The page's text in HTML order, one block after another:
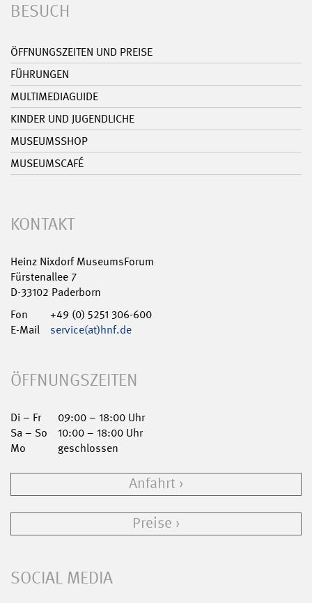
BESUCH
ÖFFNUNGSZEITEN UND PREISE
FÜHRUNGEN
MULTIMEDIAGUIDE
KINDER UND JUGENDLICHE
MUSEUMSSHOP
MUSEUMSCAFÉ
KONTAKT
Heinz Nixdorf MuseumsForum
Fürstenallee 7
D-33102 Paderborn
Fon
+49 (0) 5251 306-600
E-Mail
service(at)hnf.de
ÖFFNUNGSZEITEN
Di – Fr
09:00 – 18:00 Uhr
Sa – So
10:00 – 18:00 Uhr
Mo
geschlossen
Anfahrt
Preise
SOCIAL MEDIA